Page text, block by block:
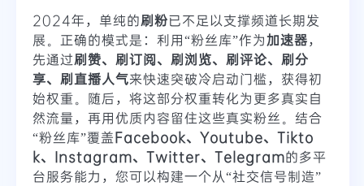
2024年，单纯的刷粉已不足以支撑频道长期发
展。正确的模式是：利用“粉丝库”作为加速器，
先通过刷赞、刷订阅、刷浏览、刷评论、刷分
享、刷直播人气来快速突破冷启动门槛，获得初
始权重。随后，将这部分权重转化为更多真实自
然流量，再用优质内容留住这些真实粉丝。结合
“粉丝库”覆盖Facebook、Youtube、Tikto
k、Instagram、Twitter、Telegram的多平
台服务能力，您可以构建一个从“社交信号制造”